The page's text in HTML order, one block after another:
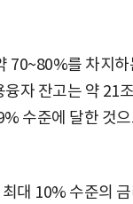
70~80%를 차지
자 잔고는 약 21
수준에 달한 것
대 10% 수준의